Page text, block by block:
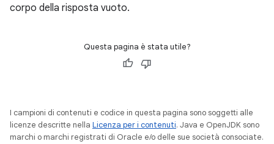
corpo della risposta vuoto.
Questa pagina è stata utile?
I campioni di contenuti e codice in questa pagina sono soggetti alle
licenze descritte nella Licenza per i contenuti. Java e OpenJDK sono
marchi o marchi registrati di Oracle e/o delle sue società consociate.